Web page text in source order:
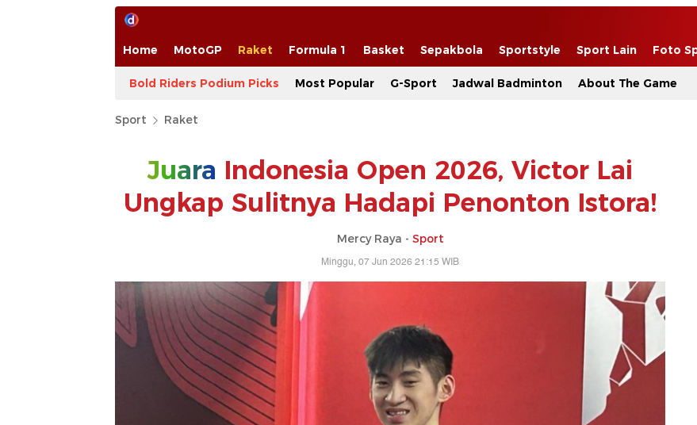
Home MotoGP Raket Formula 1 Basket Sepakbola Sportstyle Sport Lain Foto
Bold Riders Podium Picks Most Popular G-Sport Jadwal Badminton About The Game
Sport Raket
Juara Indonesia Open 2026, Victor Lai
Ungkap Sulitnya Hadapi Penonton Istora!
Mercy Raya - Sport
Minggu, 07 Jun 2026 21:15 WIB